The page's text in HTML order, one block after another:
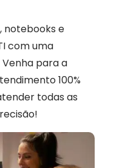
notebooks e
com uma
para a
100%
todas as